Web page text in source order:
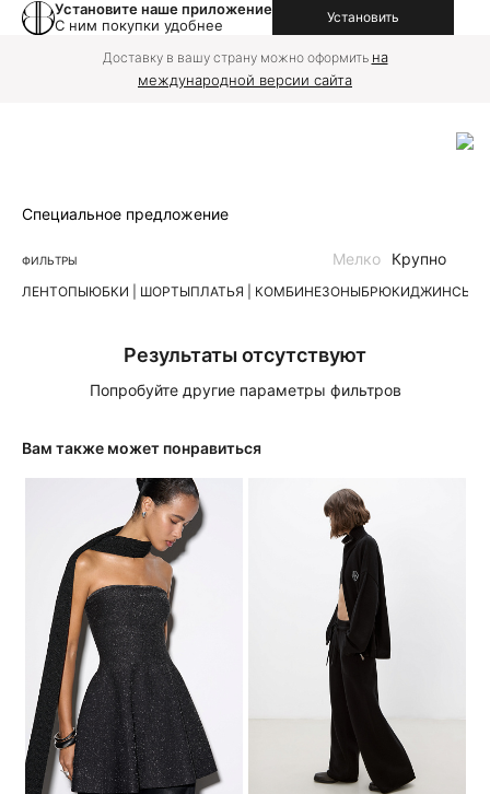
Установите наше приложение
С ним покупки удобнее
Установить
Доставку в вашу страну можно оформить на
международной версии сайта
Специальное предложение
ФИЛЬТРЫ
ЛЕНТОПЫЮБКИ | ШОРТЫПЛАТЬЯ | КОМБИНЕЗОНЫБРЮКИДЖИНСЫ
Мелко Крупно
Результаты отсутствуют
Попробуйте другие параметры фильтров
Вам также может понравиться